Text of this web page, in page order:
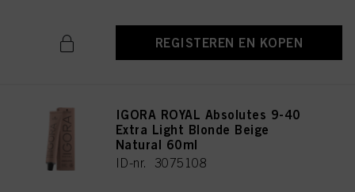
REGISTEREN EN KOPEN
IGORA ROYAL Absolutes 9-40
Extra Light Blonde Beige
Natural 60ml
ID-nr. 3075108